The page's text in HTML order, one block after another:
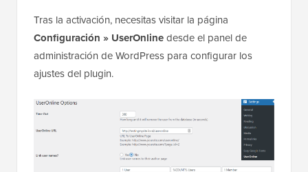
Tras la activación, necesitas visitar la página
Configuración » UserOnlinedesde el panel de
administración de WordPress para configurar los
ajustes del plugin.